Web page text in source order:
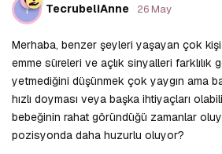
T TecrubeliAnne 26 May
Merhaba, benzer şeyleri yaşayan çok
emme süreleri ve açlık sinyalleri farklılık
yetmediğini düşünmek çok yaygın ama
hızlı doyması veya başka ihtiyaçları
bebeğinin rahat göründüğü zamanlar
pozisyonda daha huzurlu oluyor?